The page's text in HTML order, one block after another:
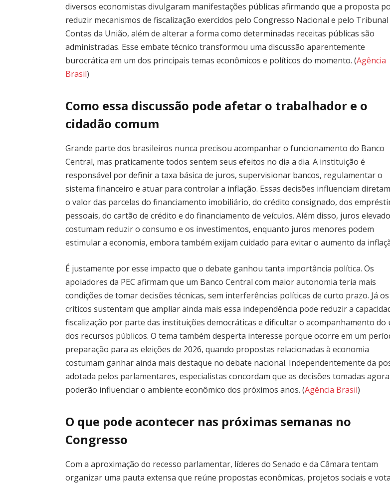
diversos economistas divulgaram manifestações públicas afirmando que a proposta
reduzir mecanismos de fiscalização exercidos pelo Congresso Nacional e pelo Tribunal
Contas da União, além de alterar a forma como determinadas receitas públicas são
administradas. Esse embate técnico transformou uma discussão aparentemente
burocrática em um dos principais temas econômicos e políticos do momento. (Agência
Brasil)
Como essa discussão pode afetar o trabalhador e o
cidadão comum
Grande parte dos brasileiros nunca precisou acompanhar o funcionamento do Banco
Central, mas praticamente todos sentem seus efeitos no dia a dia. A instituição é
responsável por definir a taxa básica de juros, supervisionar bancos, regulamentar o
sistema financeiro e atuar para controlar a inflação. Essas decisões influenciam
o valor das parcelas do financiamento imobiliário, do crédito consignado, dos
pessoais, do cartão de crédito e do financiamento de veículos. Além disso, juros
costumam reduzir o consumo e os investimentos, enquanto juros menores podem
estimular a economia, embora também exijam cuidado para evitar o aumento da
É justamente por esse impacto que o debate ganhou tanta importância política. Os
apoiadores da PEC afirmam que um Banco Central com maior autonomia teria mais
condições de tomar decisões técnicas, sem interferências políticas de curto prazo. Já os
críticos sustentam que ampliar ainda mais essa independência pode reduzir a
fiscalização por parte das instituições democráticas e dificultar o acompanhamento do
dos recursos públicos. O tema também desperta interesse porque ocorre em um
preparação para as eleições de 2026, quando propostas relacionadas à economia
costumam ganhar ainda mais destaque no debate nacional. Independentemente da
adotada pelos parlamentares, especialistas concordam que as decisões tomadas agora
poderão influenciar o ambiente econômico dos próximos anos. (Agência Brasil)
O que pode acontecer nas próximas semanas no
Congresso
Com a aproximação do recesso parlamentar, líderes do Senado e da Câmara tentam
organizar uma pauta extensa que reúne propostas econômicas, projetos sociais e